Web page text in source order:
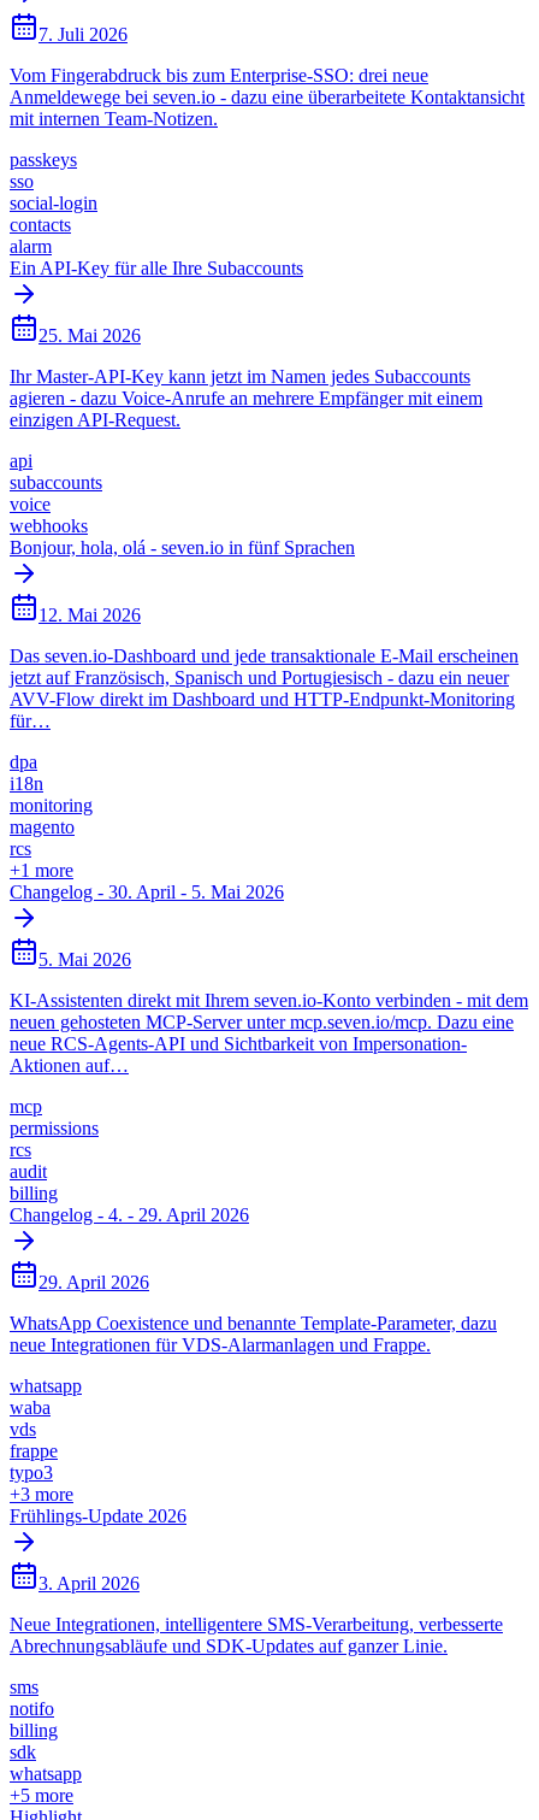
7. Juli 2026
Vom Fingerabdruck bis zum Enterprise-SSO: drei neue
Anmeldewege bei seven.io - dazu eine überarbeitete Kontaktansicht
mit internen Team-Notizen.
passkeys
sso
social-login
contacts
alarm
Ein API-Key für alle Ihre Subaccounts
25. Mai 2026
Ihr Master-API-Key kann jetzt im Namen jedes Subaccounts
agieren - dazu Voice-Anrufe an mehrere Empfänger mit einem
einzigen API-Request.
api
subaccounts
voice
webhooks
Bonjour, hola, olá - seven.io in fünf Sprachen
12. Mai 2026
Das seven.io-Dashboard und jede transaktionale E-Mail erscheinen
jetzt auf Französisch, Spanisch und Portugiesisch - dazu ein neuer
AVV-Flow direkt im Dashboard und HTTP-Endpunkt-Monitoring
für…
dpa
i18n
monitoring
magento
rcs
+1 more
Changelog - 30. April - 5. Mai 2026
5. Mai 2026
KI-Assistenten direkt mit Ihrem seven.io-Konto verbinden - mit dem
neuen gehosteten MCP-Server unter mcp.seven.io/mcp. Dazu eine
neue RCS-Agents-API und Sichtbarkeit von Impersonation-
Aktionen auf…
mcp
permissions
rcs
audit
billing
Changelog - 4. - 29. April 2026
29. April 2026
WhatsApp Coexistence und benannte Template-Parameter, dazu
neue Integrationen für VDS-Alarmanlagen und Frappe.
whatsapp
waba
vds
frappe
typo3
+3 more
Frühlings-Update 2026
3. April 2026
Neue Integrationen, intelligentere SMS-Verarbeitung, verbesserte
Abrechnungsabläufe und SDK-Updates auf ganzer Linie.
sms
notifo
billing
sdk
whatsapp
+5 more